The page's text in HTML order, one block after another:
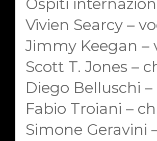
Ospiti
Vivien Searcy –
Jimmy Keegan –
Scott T. Jones –
Diego Belluschi
Fabio Troiani –
Simone Geravini